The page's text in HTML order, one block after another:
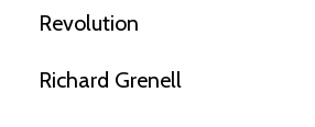
Revolution
Richard Grenell